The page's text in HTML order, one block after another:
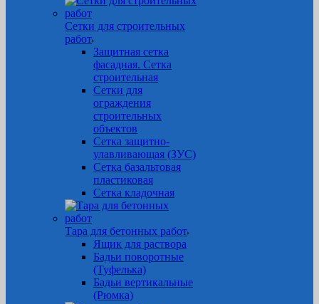
Сетки для строительных
работ
Защитная cетка
фасадная. Сетка
строительная
Сетки для
ограждения
строительных
объектов
Сетка защитно-
улавливающая (ЗУС)
Сетка базальтовая
пластиковая
Сетка кладочная
Тара для бетонных работ
Ящик для раствора
Бадьи поворотные
(Туфелька)
Бадьи вертикальные
(Рюмка)